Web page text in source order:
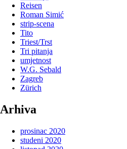
Reisen
Roman Simić
strip-scena
Tito
Triest/Trst
Tri pitanja
umjetnost
W.G. Sebald
Zagreb
Zürich
Arhiva
prosinac 2020
studeni 2020